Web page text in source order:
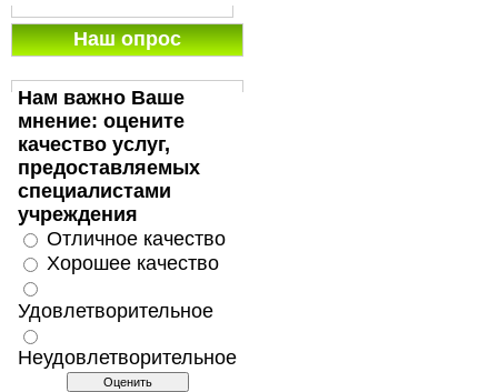
Наш опрос
Нам важно Ваше
мнение: оцените
качество услуг,
предоставляемых
специалистами
учреждения
Отличное качество
Хорошее качество
Удовлетворительное
Неудовлетворительное